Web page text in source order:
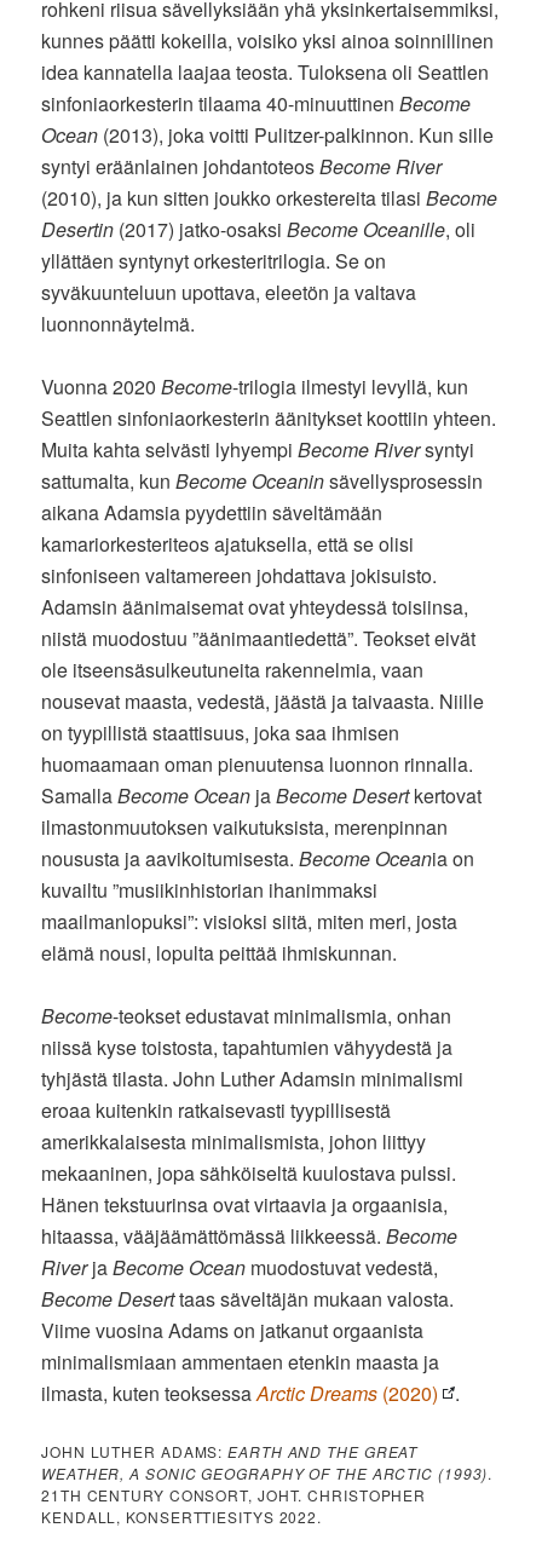
rohkeni riisua sävellyksiään yhä yksinkertaisemmiksi,
kunnes päätti kokeilla, voisiko yksi ainoa soinnillinen
idea kannatella laajaa teosta. Tuloksena oli Seattlen
sinfoniaorkesterin tilaama 40-minuuttinenBecome
Ocean (2013), joka voitti Pulitzer-palkinnon. Kun sille
syntyi eräänlainen johdantoteosBecome River
(2010), ja kun sitten joukko orkestereita tilasiBecome
Desertin (2017) jatko-osaksiBecome Oceanille, oli
yllättäen syntynyt orkesteritrilogia. Se on
syväkuunteluun upottava, eleetön ja valtava
luonnonnäytelmä.
Vuonna 2020Become-trilogia ilmestyi levyllä, kun
Seattlen sinfoniaorkesterin äänitykset koottiin yhteen.
Muita kahta selvästi lyhyempiBecome Riversyntyi
sattumalta, kunBecome Oceaninsävellysprosessin
aikana Adamsia pyydettiin säveltämään
kamariorkesteriteos ajatuksella, että se olisi
sinfoniseen valtamereen johdattava jokisuisto.
Adamsin äänimaisemat ovat yhteydessä toisiinsa,
niistä muodostuu ”äänimaantiedettä”. Teokset eivät
ole itseensäsulkeutuneita rakennelmia, vaan
nousevat maasta, vedestä, jäästä ja taivaasta. Niille
on tyypillistä staattisuus, joka saa ihmisen
huomaamaan oman pienuutensa luonnon rinnalla.
SamallaBecome Ocean jaBecome Desertkertovat
ilmastonmuutoksen vaikutuksista, merenpinnan
noususta ja aavikoitumisesta.Become Oceania on
kuvailtu ”musiikinhistorian ihanimmaksi
maailmanlopuksi”: visioksi siitä, miten meri, josta
elämä nousi, lopulta peittää ihmiskunnan.
Become-teokset edustavat minimalismia, onhan
niissä kyse toistosta, tapahtumien vähyydestä ja
tyhjästä tilasta. John Luther Adamsin minimalismi
eroaa kuitenkin ratkaisevasti tyypillisestä
amerikkalaisesta minimalismista, johon liittyy
mekaaninen, jopa sähköiseltä kuulostava pulssi.
Hänen tekstuurinsa ovat virtaavia ja orgaanisia,
hitaassa, vääjäämättömässä liikkeessä.Become
RiverjaBecome Ocean muodostuvat vedestä,
Become Deserttaas säveltäjän mukaan valosta.
Viime vuosina Adams on jatkanut orgaanista
minimalismiaan ammentaen etenkin maasta ja
ilmasta, kuten teoksessaArctic Dreams (2020) .
JOHN LUTHER ADAMS:EARTH AND THE GREAT
WEATHER, A SONIC GEOGRAPHY OF THE ARCTIC (1993).
21TH CENTURY CONSORT, JOHT. CHRISTOPHER
KENDALL, KONSERTTIESITYS 2022.